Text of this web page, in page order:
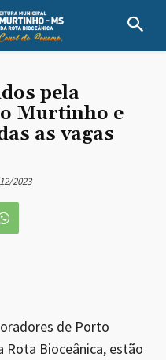
pela
Murtinho e
as vagas
2023
de Porto
Bioceânica, estão